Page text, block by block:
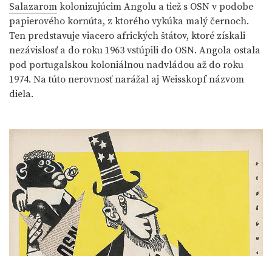
Salazarom kolonizujúcim Angolu a tiež s OSN v podobe
papierového kornúta, z ktorého vykúka malý černoch.
Ten predstavuje viacero afrických štátov, ktoré získali
nezávislosť a do roku 1963 vstúpili do OSN. Angola ostala
pod portugalskou koloniálnou nadvládou až do roku
1974. Na túto nerovnosť narážal aj Weisskopf názvom
diela.